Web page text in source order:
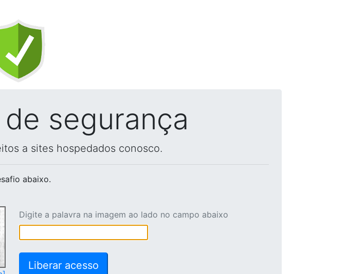
segurança
a sites hospedados conosco.
abaixo.
Digite a palavra na imagem ao lado no campo abaixo